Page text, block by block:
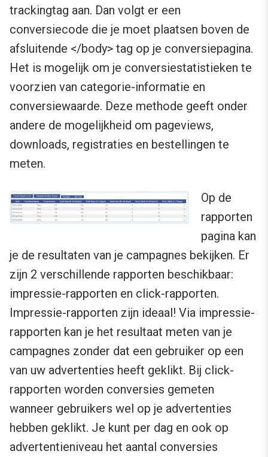
trackingtag aan. Dan volgt er een
conversiecode die je moet plaatsen boven de
afsluitende </body> tag op je conversiepagina.
Het is mogelijk om je conversiestatistieken te
voorzien van categorie-informatie en
conversiewaarde. Deze methode geeft onder
andere de mogelijkheid om pageviews,
downloads, registraties en bestellingen te
meten.
Op de
rapporten
pagina kan
je de resultaten van je campagnes bekijken. Er
zijn 2 verschillende rapporten beschikbaar:
impressie-rapporten en click-rapporten.
Impressie-rapporten zijn ideaal! Via impressie-
rapporten kan je het resultaat meten van je
campagnes zonder dat een gebruiker op een
van uw advertenties heeft geklikt. Bij click-
rapporten worden conversies gemeten
wanneer gebruikers wel op je advertenties
hebben geklikt. Je kunt per dag en ook op
advertentieniveau het aantal conversies